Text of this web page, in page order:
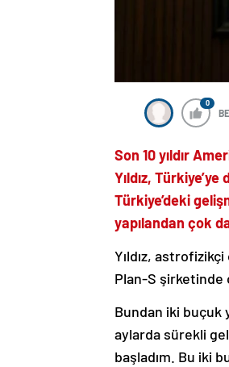
0
Son 10 yıldır
Yıldız,
Türkiye’deki
yapılandan çok
Yıldız, astrofizikçi
Plan-S şirketinde
Bundan iki buçuk
aylarda sürekli
başladım. Bu iki